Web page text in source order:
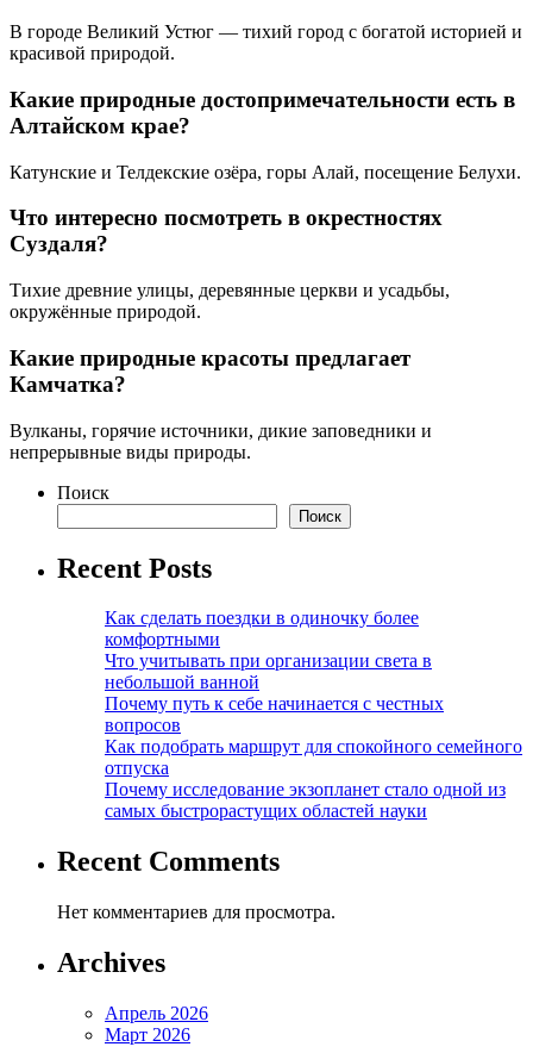
В городе Великий Устюг — тихий город с богатой историей и
красивой природой.
Какие природные достопримечательности есть в
Алтайском крае?
Катунские и Телдекские озёра, горы Алай, посещение Белухи.
Что интересно посмотреть в окрестностях
Суздаля?
Тихие древние улицы, деревянные церкви и усадьбы,
окружённые природой.
Какие природные красоты предлагает
Камчатка?
Вулканы, горячие источники, дикие заповедники и
непрерывные виды природы.
Поиск
Поиск
Recent Posts
Как сделать поездки в одиночку более
комфортными
Что учитывать при организации света в
небольшой ванной
Почему путь к себе начинается с честных
вопросов
Как подобрать маршрут для спокойного семейного
отпуска
Почему исследование экзопланет стало одной из
самых быстрорастущих областей науки
Recent Comments
Нет комментариев для просмотра.
Archives
Апрель 2026
Март 2026